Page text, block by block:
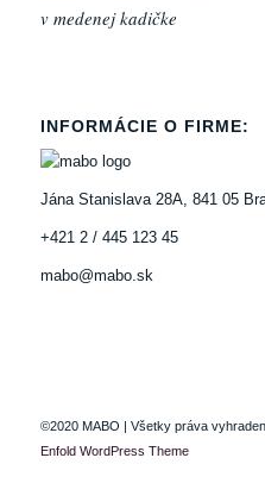
v medenej kadičke
INFORMÁCIE O FIRME:
Jána Stanislava 28A, 841 05
+421 2 / 445 123 45
mabo@mabo.sk
©2020 MABO | Všetky práva
Enfold WordPress Theme